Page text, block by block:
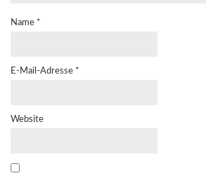
Name *
E-Mail-Adresse *
Website